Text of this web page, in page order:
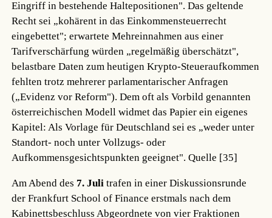
Eingriff in bestehende Haltepositionen". Das geltende
Recht sei „kohärent in das Einkommensteuerrecht
eingebettet"; erwartete Mehreinnahmen aus einer
Tarifverschärfung würden „regelmäßig überschätzt",
belastbare Daten zum heutigen Krypto-Steueraufkommen
fehlten trotz mehrerer parlamentarischer Anfragen
(„Evidenz vor Reform"). Dem oft als Vorbild genannten
österreichischen Modell widmet das Papier ein eigenes
Kapitel: Als Vorlage für Deutschland sei es „weder unter
Standort- noch unter Vollzugs- oder
Aufkommensgesichtspunkten geeignet".Quelle [35]
Am Abend des 7. Juli trafen in einer Diskussionsrunde
der Frankfurt School of Finance erstmals nach dem
Kabinettsbeschluss Abgeordnete von vier Fraktionen